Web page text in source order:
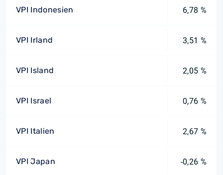
VPI Indonesien 6,78 %
VPI Irland 3,51 %
VPI Island 2,05 %
VPI Israel 0,76 %
VPI Italien 2,67 %
VPI Japan -0,26 %